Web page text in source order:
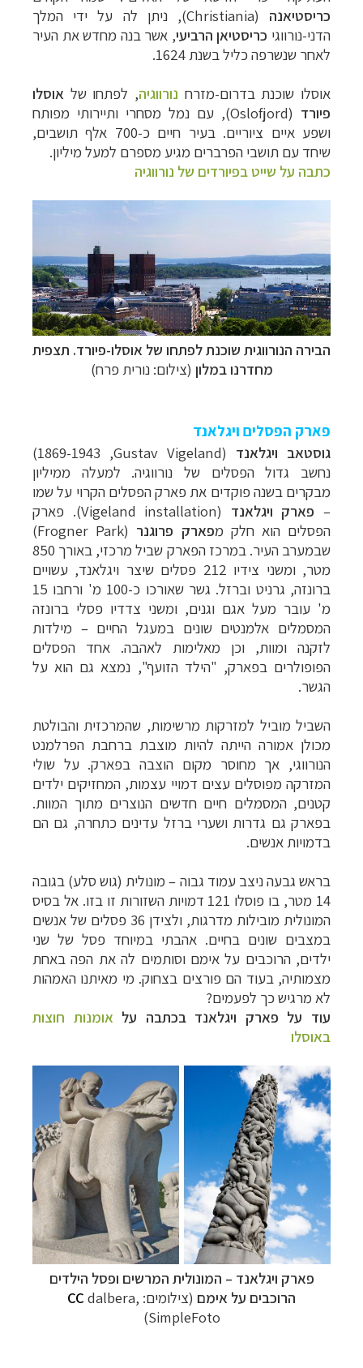
כריסטיאנה (
Christiania), ניתן לה על ידי המלך
הדני-נורווגי כריסטיאן הרביעי, אשר בנה מחדש את העיר
לאחר שנשרפה כליל בשנת 1624.
אוסלו שוכנת בדרום-מזרח נורווגיה, לפתחו של אוסלו
פיורד (
Oslofjord), עם נמל מסחרי ותיירותי מפותח
ושפע איים ציוריים. בעיר חיים כ-700 אלף תושבים,
שיחד עם תושבי הפרברים מגיע מספרם למעל מיליון.
כתבה על שייט בפיורדים של נורווגיה
הבירה הנורווגית שוכנת לפתחו של אוסלו-פיורד. תצפית
מחדרנו במלון (צילום: נורית פרח)
פארק הפסלים ויגלאנד
גוסטאב ויגלאנד (
Gustav Vigeland
, 1869-1943)
נחשב גדול הפסלים של נורווגיה. למעלה ממיליון
מבקרים בשנה פוקדים את פארק הפסלים הקרוי על שמו
– פארק ויגלאנד (
Vigeland installation). פארק
הפסלים הוא חלק מפארק פרוגנר (
Frogner Park
)
שבמערב העיר. במרכז הפארק שביל מרכזי, באורך 850
מטר, ומשני צידיו 212 פסלים שיצר ויגלאנד, עשויים
ברונזה, גרניט וברזל. גשר שאורכו כ-100 מ' ורחבו 15
מ' עובר מעל אגם וגנים, ומשני צדדיו פסלי ברונזה
המסמלים אלמנטים שונים במעגל החיים– מילדות
לזקנה ומוות, וכן מאלימות לאהבה. אחד הפסלים
הפופולרים בפארק, "הילד הזועף", נמצא גם הוא על
הגשר.
השביל מוביל למזרקות מרשימות, שהמרכזית והבולטת
מכולן אמורה הייתה להיות מוצבת ברחבת הפרלמנט
הנורווגי, אך מחוסר מקום הוצבה בפארק. על שולי
המזרקה מפוסלים עצים דמויי עצמות, המחזיקים ילדים
קטנים, המסמלים חיים חדשים הנוצרים מתוך המוות.
בפארק גם גדרות ושערי ברזל עדינים כתחרה, גם הם
בדמויות אנשים.
בראש גבעה ניצב עמוד גבוה – מונולית (גוש סלע) בגובה
14 מטר, בו פוסלו 121 דמויות השזורות זו בזו. אל בסיס
המונולית מובילות מדרגות, ולצידן 36 פסלים של אנשים
במצבים שונים בחיים. אהבתי במיוחד פסל של שני
ילדים, הרוכבים על אימם וסותמים לה את הפה באחת
מצמותיה, בעוד הם פורצים בצחוק. מי מאיתנו האמהות
לא מרגיש כך לפעמים?
עוד על פארק ויגלאנד בכתבה על אומנות חוצות
באוסלו
פארק ויגלאנד – המונולית המרשים ופסל הילדים
הרוכבים על אימם (צילומים: CC dalbera,
SimpleFoto)
טיולים למדינות אירופה